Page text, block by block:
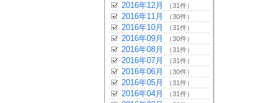
2016年12月 （31件）
2016年11月 （30件）
2016年10月 （31件）
2016年09月 （30件）
2016年08月 （31件）
2016年07月 （31件）
2016年06月 （30件）
2016年05月 （31件）
2016年04月 （31件）